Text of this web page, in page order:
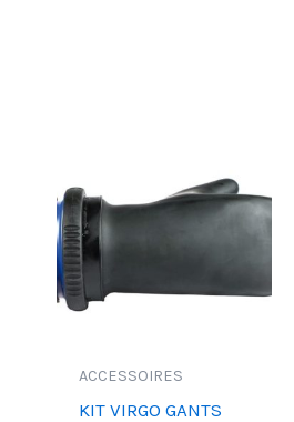
ACCESSOIRES
KIT VIRGO GANTS